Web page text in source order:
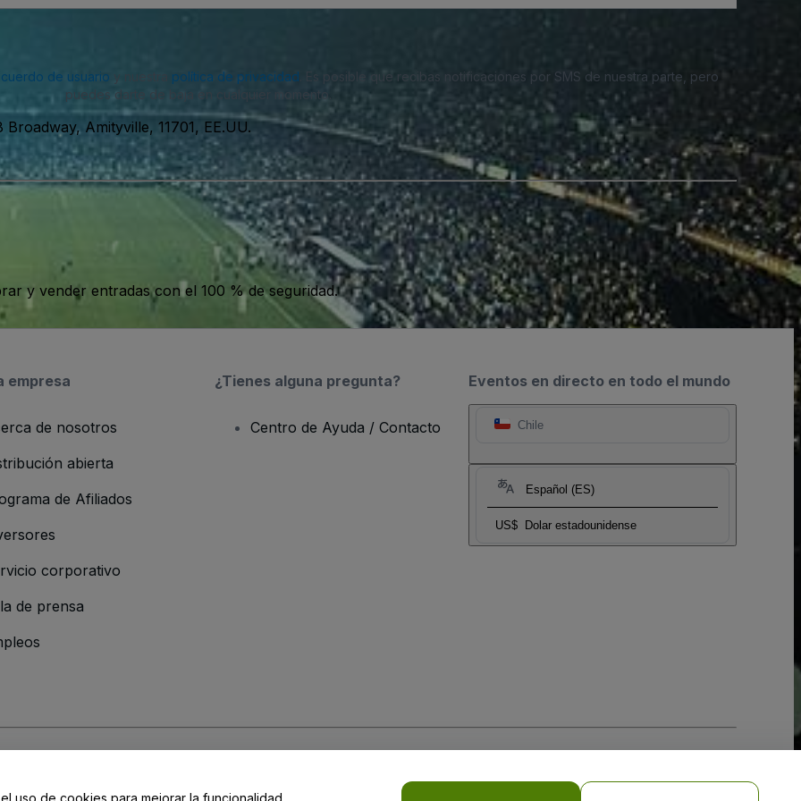
de usuario política de privacidad . Es posible que recibas notificaciones por SMS de nuestra parte, pero
puedes darte de baja en cualquier momento.
Broadway, Amityville, 11701, EE.UU.
y vender entradas con el 100 % de seguridad.
Eventos en directo en todo el mundo
Chile
Español (ES)
US$ Dolar estadounidense
empresa
de nosotros
abierta
de Afiliados
corporativo
de prensa
¿Tienes alguna pregunta?
Centro de Ayuda / Contacto
y de laPolítica de Privacidad para Móviles
uso de cookies para mejorar la funcionalidad